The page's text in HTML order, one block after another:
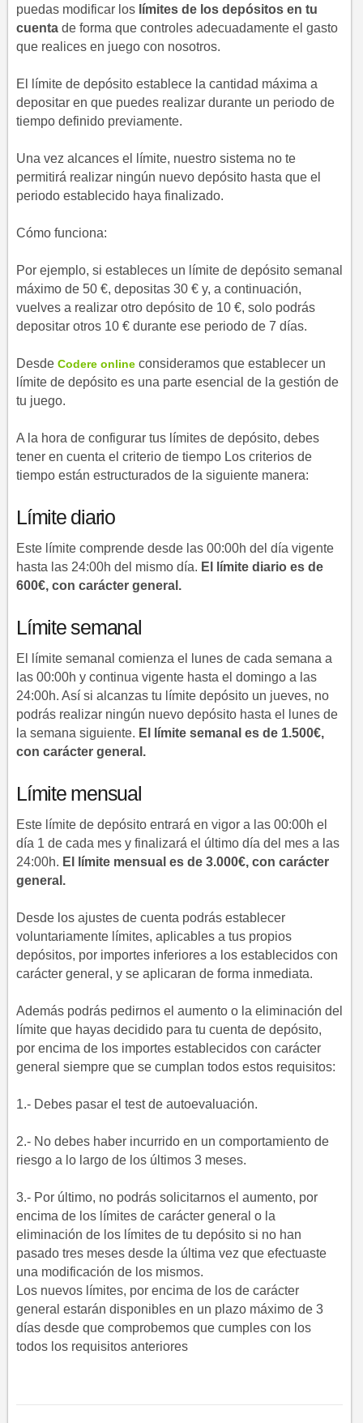
puedas modificar los límites de los depósitos en tu
cuenta de forma que controles adecuadamente el gasto
que realices en juego con nosotros.
El límite de depósito establece la cantidad máxima a
depositar en que puedes realizar durante un periodo de
tiempo definido previamente.
Una vez alcances el límite, nuestro sistema no te
permitirá realizar ningún nuevo depósito hasta que el
periodo establecido haya finalizado.
Cómo funciona:
Por ejemplo, si estableces un límite de depósito semanal
máximo de 50 €, depositas 30 € y, a continuación,
vuelves a realizar otro depósito de 10 €, solo podrás
depositar otros 10 € durante ese periodo de 7 días.
Desde Codere online consideramos que establecer un
límite de depósito es una parte esencial de la gestión de
tu juego.
A la hora de configurar tus límites de depósito, debes
tener en cuenta el criterio de tiempo Los criterios de
tiempo están estructurados de la siguiente manera:
Límite diario
Este límite comprende desde las 00:00h del día vigente
hasta las 24:00h del mismo día. El límite diario es de
600€, con carácter general.
Límite semanal
El límite semanal comienza el lunes de cada semana a
las 00:00h y continua vigente hasta el domingo a las
24:00h. Así si alcanzas tu límite depósito un jueves, no
podrás realizar ningún nuevo depósito hasta el lunes de
la semana siguiente. El límite semanal es de 1.500€,
con carácter general.
Límite mensual
Este límite de depósito entrará en vigor a las 00:00h el
día 1 de cada mes y finalizará el último día del mes a las
24:00h. El límite mensual es de 3.000€, con carácter
general.
Desde los ajustes de cuenta podrás establecer
voluntariamente límites, aplicables a tus propios
depósitos, por importes inferiores a los establecidos con
carácter general, y se aplicaran de forma inmediata.
Además podrás pedirnos el aumento o la eliminación del
límite que hayas decidido para tu cuenta de depósito,
por encima de los importes establecidos con carácter
general siempre que se cumplan todos estos requisitos:
1.- Debes pasar el test de autoevaluación.
2.- No debes haber incurrido en un comportamiento de
riesgo a lo largo de los últimos 3 meses.
3.- Por último, no podrás solicitarnos el aumento, por
encima de los límites de carácter general o la
eliminación de los límites de tu depósito si no han
pasado tres meses desde la última vez que efectuaste
una modificación de los mismos.
Los nuevos límites, por encima de los de carácter
general estarán disponibles en un plazo máximo de 3
días desde que comprobemos que cumples con los
todos los requisitos anteriores